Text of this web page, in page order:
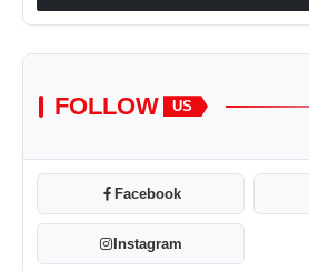
FOLLOW US
Facebook
Instagram